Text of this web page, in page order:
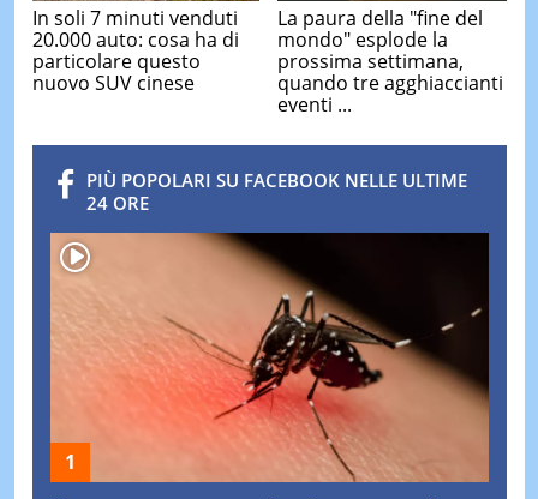
In soli 7 minuti venduti
20.000 auto: cosa ha di
particolare questo
nuovo SUV cinese
La paura della "fine del
mondo" esplode la
prossima settimana,
quando tre agghiaccianti
eventi ...
PIÙ POPOLARI SU FACEBOOK NELLE ULTIME
24 ORE